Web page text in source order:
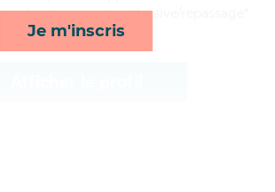
Je m'inscris
transports et lessive/repassage*